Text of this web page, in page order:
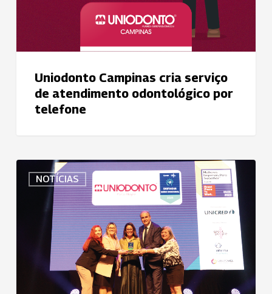
Uniodonto Campinas cria serviço
de atendimento odontológico por
telefone
NOTÍCIAS
Uniodonto
Porto
conquista